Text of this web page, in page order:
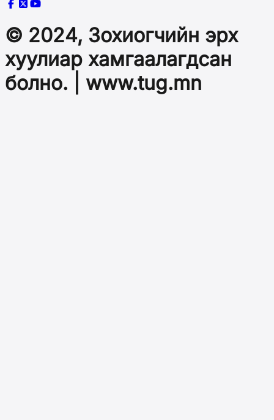
© 2024, Зохиогчийн эрх
хуулиар хамгаалагдсан
болно. | www.tug.mn